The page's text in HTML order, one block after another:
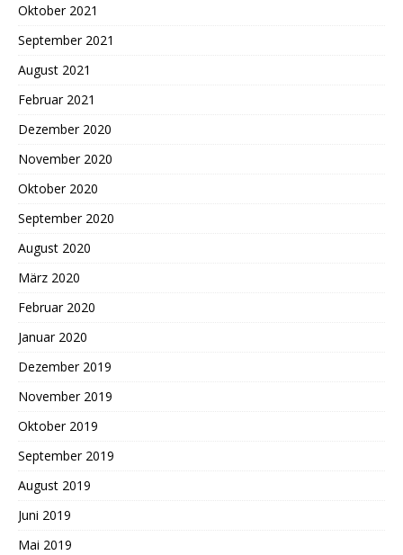
Oktober 2021
September 2021
August 2021
Februar 2021
Dezember 2020
November 2020
Oktober 2020
September 2020
August 2020
März 2020
Februar 2020
Januar 2020
Dezember 2019
November 2019
Oktober 2019
September 2019
August 2019
Juni 2019
Mai 2019